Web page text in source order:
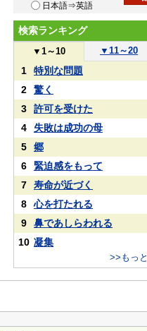
日本語⇒英語
検索ランキング
▼ 1～10 ▼ 11～20
1
特別な問題
2
驚く
3
許可を受けた
4
失敗は成功の母
5
郷
6
緊迫感をもって
7
寿命が近づく
8
心を打たれる
9
鼻であしらわれる
10 凝集
>>もっ